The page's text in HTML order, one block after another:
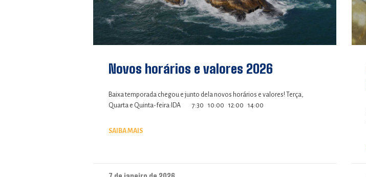
Novos horários e valores 2026
Baixa temporada chegou e junto dela novos horários e valores! Terça,
Quarta e Quinta-feira:IDA 7:30 10:00 12:00 14:00
SAIBA MAIS